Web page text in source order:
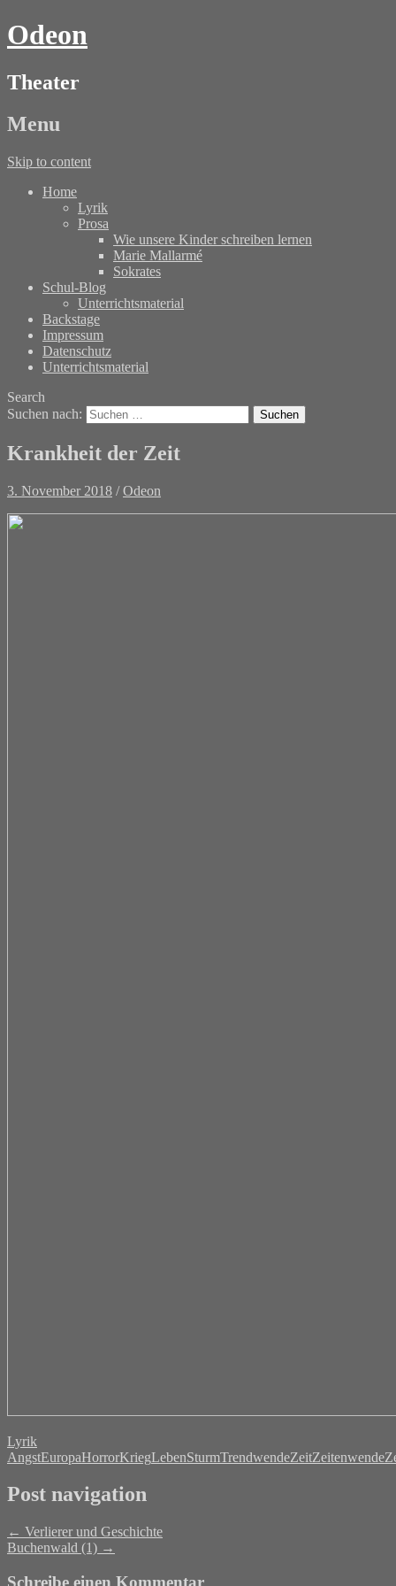
Odeon
Theater
Menu
Skip to content
Home
Lyrik
Prosa
Wie unsere Kinder schreiben lernen
Marie Mallarmé
Sokrates
Schul-Blog
Unterrichtsmaterial
Backstage
Impressum
Datenschutz
Unterrichtsmaterial
Search
Suchen nach:
Krankheit der Zeit
3. November 2018 /Odeon
Lyrik
AngstEuropaHorrorKriegLebenSturmTrendwendeZeitZeitenwende
Post navigation
← Verlierer und Geschichte
Buchenwald (1) →
Schreibe einen Kommentar